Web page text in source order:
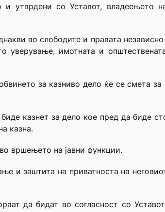
утврдени со Уставот, владеењето
во слободите и правата независно
уверување, имотната и
за казниво дело ќе се смета за
казнет за дело кое пред да биде
казна.
вршењето на јавни функции.
и заштита на приватноста на
да бидат во согласност со